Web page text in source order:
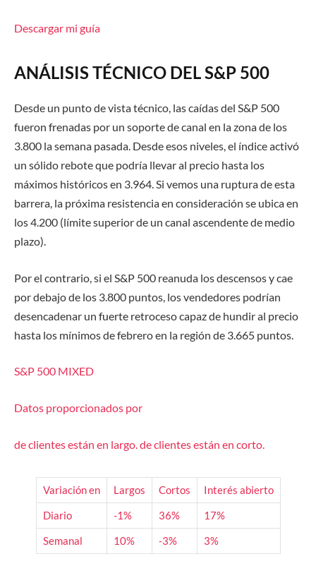
Descargar mi guía
ANÁLISIS TÉCNICO DEL S&P 500
Desde un punto de vista técnico, las caídas del S&P 500
fueron frenadas por un soporte de canal en la zona de los
3.800 la semana pasada. Desde esos niveles, el índice activó
un sólido rebote que podría llevar al precio hasta los
máximos históricos en 3.964. Si vemos una ruptura de esta
barrera, la próxima resistencia en consideración se ubica en
los4.200 (límite superior de un canal ascendente de medio
plazo).
Por el contrario, si el S&P 500 reanuda los descensos y cae
por debajo de los 3.800 puntos, los vendedores podrían
desencadenar un fuerte retroceso capaz de hundir al precio
hasta los mínimos de febrero en la región de 3.665 puntos.
S&P 500 MIXED
Datos proporcionados por
de clientes están en largo. de clientes están en corto.
Variación en Largos Cortos
Interés abierto
Diario
-1% 36%
17%
Semanal
10% -3% 3%